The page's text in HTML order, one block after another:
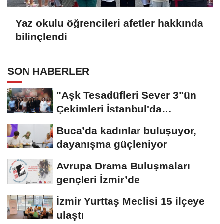
Yaz okulu öğrencileri afetler hakkında
bilinçlendi
SON HABERLER
"Aşk Tesadüfleri Sever 3"ün
Çekimleri İstanbul'da
Buca’da kadınlar buluşuyor,
dayanışma güçleniyor
Avrupa Drama Buluşmaları
gençleri İzmir’de
İzmir Yurttaş Meclisi 15 ilçeye
ulaştı